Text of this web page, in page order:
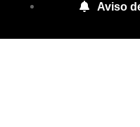
Aviso